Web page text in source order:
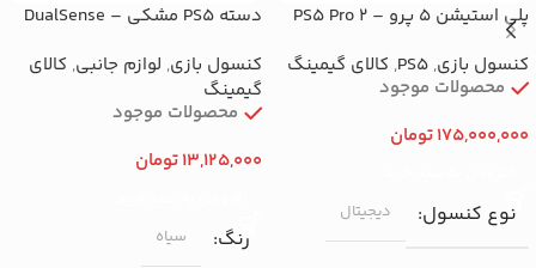
پلی استیشن ۵ پرو – PS5 Pro ۲
ترابایت اورجینال با گارانتی
کنسول بازی,
PS5
, کالای گیمینگ
محصولات موجود
175,000,000تومان
نوع کنسول دیجیتال
دسته PS5 مشکی – DualSense
کنسول بازی, لوازم جانبی, کالای
گیمینگ
محصولات موجود
13,125,000تومان
رنگ سیاه